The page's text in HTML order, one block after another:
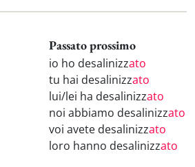
Passato prossimo
io ho desalinizzato
tu hai desalinizzato
lui/lei ha desalinizzato
noi abbiamo desalinizzato
voi avete desalinizzato
loro hanno desalinizzato